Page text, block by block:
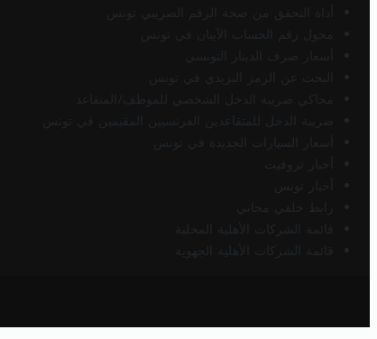
أداة التحقق من صحة الرقم الضريبي تونس
محول رقم الحساب الآيبان في تونس
أسعار صرف الدينار التونسي
البحث عن الرمز البريدي في تونس
محاكي ضريبة الدخل الشخصي للموظف/المتقاعد
ضريبة الدخل للمتقاعدين الفرنسيين المقيمين في تونس
أسعار السيارات الجديدة في تونس
أخبار تروفيت
أخبار تونس
رابط خلفي مجاني
قائمة الشركات الأهلية المحلية
قائمة الشركات الأهلية الجهوية